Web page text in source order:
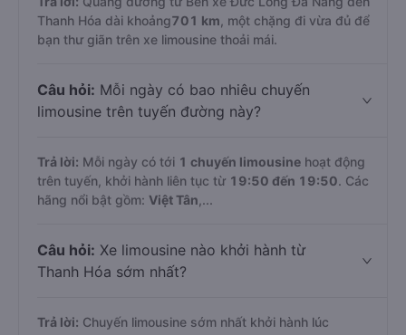
Thanh Hóa dài khoảng701 km , một chặng đi vừa đủ để
bạn thư giãn trên xe limousine thoải mái.
Câu hỏi: Mỗi ngày có bao nhiêu chuyến
limousine trên tuyến đường này?
Trả lời: Mỗi ngày có tới 1 chuyến limousine hoạt động
trên tuyến, khởi hành liên tục từ 19:50 đến 19:50. Các
hãng nổi bật gồm: Việt Tân ,...
Câu hỏi: Xe limousine nào khởi hành từ
Thanh Hóa sớm nhất?
Trả lời: Chuyến limousine sớm nhất khởi hành lúc